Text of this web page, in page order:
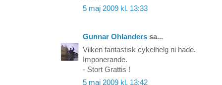
5 maj 2009 kl. 13:33
Gunnar Ohlanders sa...
Vilken fantastisk cykelhelg ni hade.
Imponerande.
- Stort Grattis !
5 maj 2009 kl. 13:42